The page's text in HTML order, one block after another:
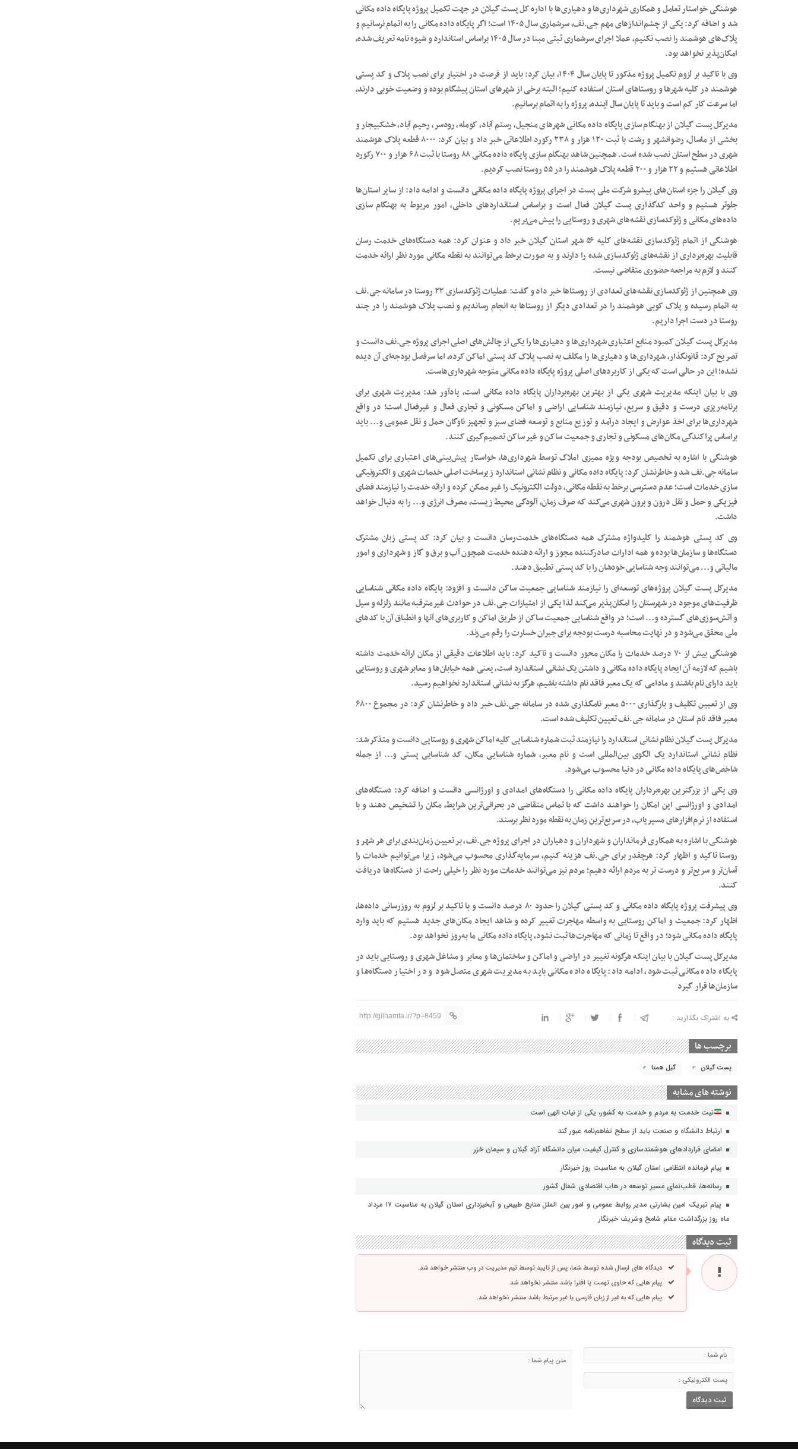
هوشنگی خواستار تعامل و همکاری شهرداری‌ها و دهیاری‌ها با اداره کل پست گیلان در جهت تکمیل پروژه پایگاه داده مکانی
شد و اضافه کرد: یکی از چشم‌اندازهای مهم جی.نف، سرشماری سال ۱۴۰۵ است؛ اگر پایگاه داده مکانی را به اتمام نرسانیم و
پلاک‌های هوشمند را نصب نکنیم، عملا اجرای سرشماری ثبتی مبنا در سال ۱۴۰۵ براساس استاندارد و شیوه نامه تعریف شده،
امکان‌پذیر نخواهد بود.
وی با تاکید بر لزوم تکمیل پروژه مذکور تا پایان سال ۱۴۰۴، بیان کرد: باید از فرصت در اختیار برای نصب پلاک و کد پستی
هوشمند در کلیه شهرها و روستاهای استان استفاده کنیم؛ البته برخی از شهرهای استان پیشگام بوده و وضعیت خوبی دارند،
اما سرعت کار کم است و باید تا پایان سال آینده، پروژه را به اتمام برسانیم.
مدیرکل پست گیلان از بهنگام سازی پایگاه داده مکانی شهرهای منجیل، رستم آباد، کومله، رودسر، رحیم آباد، خشکبیجار و
بخشی از ماسال، رضوانشهر و رشت با ثبت ۱۲۰ هزار و ۲۳۸ رکورد اطلاعاتی خبر داد و بیان کرد: ۸۰۰۰ قطعه پلاک هوشمند
شهری در سطح استان نصب شده است. همچنین شاهد بهنگام سازی پایگاه داده مکانی ۸۸ روستا با ثبت ۶۸ هزار و ۷۰۰ رکورد
اطلاعاتی هستیم و ۲۲ هزار و ۲۰۰ قطعه پلاک هوشمند را در ۵۵ روستا نصب کردیم.
وی گیلان را جزء استان‌های پیشرو شرکت ملی پست در اجرای پروژه پایگاه داده مکانی دانست و ادامه داد: از سایر استان‌ها
جلوتر هستیم و واحد کدگذاری پست گیلان فعال است و براساس استانداردهای داخلی، امور مربوط به بهنگام سازی
داده‌های مکانی و ژئوکدسازی نقشه‌های شهری و روستایی را پیش می‌بریم.
هوشنگی از اتمام ژئوکدسازی نقشه‌های کلیه ۵۶ شهر استان گیلان خبر داد و عنوان کرد: همه دستگاه‌های خدمت رسان
قابلیت بهره‌برداری از نقشه‌های ژئوکدسازی شده را دارند و به صورت برخط می‌توانند به نقطه مکانی مورد نظر ارائه خدمت
کنند و لازم به مراجعه حضوری متقاضی نیست.
وی همچنین از ژئوکدسازی نقشه‌های تعدادی از روستاها خبر داد و گفت: عملیات ژئوکدسازی ۲۳ روستا در سامانه جی.نف
به اتمام رسیده و پلاک کوبی هوشمند را در تعدادی دیگر از روستاها به انجام رساندیم و نصب پلاک هوشمند را در چند
روستا در دست اجرا داریم.
مدیرکل پست گیلان کمبود منابع اعتباری شهرداری‌ها و دهیاری‌ها را یکی از چالش‌های اصلی اجرای پروژه جی.نف دانست و
تصریح کرد: قانونگذار، شهرداری‌ها و دهیاری‌ها را مکلف به نصب پلاک کد پستی اماکن کرده، اما سرفصل بودجه‌ای آن دیده
نشده؛ این در حالی است که یکی از کاربردهای اصلی پروژه پایگاه داده مکانی متوجه شهرداری‌هاست.
وی با بیان اینکه مدیریت شهری یکی از بهترین بهره‌برداران پایگاه داده مکانی است، یادآور شد: مدیریت شهری برای
برنامه‌ریزی درست و دقیق و سریع، نیازمند شناسایی اراضی و اماکن مسکونی و تجاری فعال و غیرفعال است؛ در واقع
شهرداری‌ها برای اخذ عوارض و ایجاد درآمد و توزیع منابع و توسعه فضای سبز و تجهیز ناوگان حمل و نقل عمومی و… باید
براساس پراکندگی مکان‌های مسکونی و تجاری و جمعیت ساکن و غیر ساکن تصمیم‌گیری کنند.
هوشنگی با اشاره به تخصیص بودجه ویژه ممیزی املاک توسط شهرداری‌ها، خواستار پیش‌بینی‌های اعتباری برای تکمیل
سامانه جی.نف شد و خاطرنشان کرد: پایگاه داده مکانی و نظام نشانی استاندارد زیرساخت اصلی خدمات شهری و الکترونیکی
سازی خدمات است؛ عدم دسترسی برخط به نقطه مکانی، دولت الکترونیک را غیر ممکن کرده و ارائه خدمت را نیازمند فضای
فیزیکی و حمل و نقل درون و برون شهری می‌کند که صرف زمان، آلودگی محیط زیست، مصرف انرژی و… را به دنبال خواهد
داشت.
وی کد پستی هوشمند را کلیدواژه مشترک همه دستگاه‌های خدمت‌رسان دانست و بیان کرد: کد پستی زبان مشترک
دستگاه‌ها و سازمان‌ها بوده و همه ادارات صادرکننده مجوز و ارائه دهنده خدمت همچون آب و برق و گاز و شهرداری و امور
مالیاتی و… می‌توانند وجه شناسایی خودشان را با کد پستی تطبیق دهند.
مدیرکل پست گیلان پروژه‌های توسعه‌ای را نیازمند شناسایی جمعیت ساکن دانست و افزود: پایگاه داده مکانی شناسایی
ظرفیت‌های موجود در شهرستان را امکان‌پذیر می‌کند لذا یکی از امتیازات جی.نف در حوادث غیرمترقبه مانند زلزله و سیل
و آتش‌سوزی‌های گسترده و… است؛ در واقع شناسایی جمعیت ساکن از طریق اماکن و کاربری‌های آنها و انطباق آن با کدهای
ملی محقق می‌شود و در نهایت محاسبه درست بودجه برای جبران خسارت را رقم می‌زند.
هوشنگی بیش از ۷۰ درصد خدمات را مکان محور دانست و تاکید کرد: باید اطلاعات دقیقی از مکان ارائه خدمت داشته
باشیم که لازمه آن ایجاد پایگاه داده مکانی و داشتن یک نشانی استاندارد است، یعنی همه خیابان‌ها و معابر شهری و روستایی
باید دارای نام باشند و مادامی که یک معبر فاقد نام داشته باشیم، هرگز به نشانی استاندارد نخواهیم رسید.
وی از تعیین تکلیف و بارگذاری ۵۰۰۰ معبر نامگذاری شده در سامانه جی.نف خبر داد و خاطرنشان کرد: در مجموع ۶۸۰۰
معبر فاقد نام استان در سامانه جی.نف تعیین تکلیف شده است.
مدیرکل پست گیلان نظام نشانی استاندارد را نیازمند ثبت شماره شناسایی کلیه اماکن شهری و روستایی دانست و متذکر شد:
نظام نشانی استاندارد یک الگوی بین‌المللی است و نام معبر، شماره شناسایی مکان، کد شناسایی پستی و… از جمله
شاخص‌های پایگاه داده مکانی در دنیا محسوب می‌شود.
وی یکی از بزرگترین بهره‌برداران پایگاه داده مکانی را دستگاه‌های امدادی و اورژانسی دانست و اضافه کرد: دستگاه‌های
امدادی و اورژانسی این امکان را خواهند داشت که با تماس متقاضی در بحرانی‌ترین شرایط، مکان را تشخیص دهند و با
استفاده از نرم‌افزارهای مسیریاب، در سریع‌ترین زمان به نقطه مورد نظر برسند.
هوشنگی با اشاره به همکاری فرمانداران و شهرداران و دهیاران در اجرای پروژه جی.نف، بر تعیین زمان‌بندی برای هر شهر و
روستا تاکید و اظهار کرد: هرچقدر برای جی.نف هزینه کنیم، سرمایه‌گذاری محسوب می‌شود، زیرا می‌توانیم خدمات را
آسان‌تر و سریع‌تر و درست تر به مردم ارائه دهیم؛ مردم نیز می‌توانند خدمات مورد نظر را خیلی راحت از دستگاه‌ها دریافت
کنند.
وی پیشرفت پروژه پایگاه داده مکانی و کد پستی گیلان را حدود ۸۰ درصد دانست و با تاکید بر لزوم به روزرسانی داده‌ها،
اظهار کرد: جمعیت و اماکن روستایی به واسطه مهاجرت تغییر کرده و شاهد ایجاد مکان‌های جدید هستیم که باید وارد
پایگاه داده مکانی شود؛ در واقع تا زمانی که مهاجرت‌ها ثبت نشود، پایگاه داده مکانی ما به روز نخواهد بود.
مدیرکل پست گیلان با بیان اینکه هرگونه تغییر در اراضی و اماکن و ساختمان‌ها و معابر و مشاغل شهری و روستایی باید در
پایگاه داده مکانی ثبت شود، ادامه داد: پایگاه داده مکانی باید به مدیریت شهری متصل شود و در اختیار دستگاه‌ها و
سازمان‌ها قرار گیرد
به اشتراک بگذارید : http://gilhamta.ir/?p=8459
برچسب ها
پست گیلان گیل همتا
نوشته های مشابه
نیت خدمت به مردم و خدمت به کشور، یکی از نیات الهی است
ارتباط دانشگاه و صنعت باید از سطح تفاهم‌نامه عبور کند
امضای قراردادهای هوشمندسازی و کنترل کیفیت میان دانشگاه آزاد گیلان و سیمان خزر
پیام فرمانده انتظامی استان گیلان به مناسبت روز خبرنگار
رسانه‌ها، قطب‌نمای مسیر توسعه در هاب اقتصادی شمال كشور
پیام تبریک امین بشارتی مدیر روابط عمومی و امور بین الملل منابع طبیعی و آبخیزداری استان گیلان به مناسبت ۱۷ مرداد
ماه روز بزرگداشت مقام شامخ وشریف خبرنگار
ثبت دیدگاه
دیدگاه های ارسال شده توسط شما، پس از تایید توسط تیم مدیریت در وب منتشر خواهد شد.
پیام هایی که حاوی تهمت یا افترا باشد منتشر نخواهد شد.
پیام هایی که به غیر از زبان فارسی یا غیر مرتبط باشد منتشر نخواهد شد.